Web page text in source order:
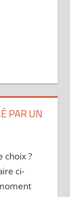
PAR UN
choix ?
ci-